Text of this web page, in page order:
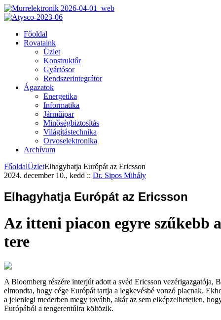
Főoldal
Rovataink
Üzlet
Konstruktőr
Gyártósor
Rendszerintegrátor
Ágazatok
Energetika
Informatika
Járműipar
Minőségbiztosítás
Világítástechnika
Orvoselektronika
Archívum
FőoldalÜzletElhagyhatja Európát az Ericsson
2024. december 10., kedd :: Dr. Sipos Mihály
Elhagyhatja Európát az Ericsson
Az itteni piacon egyre szűkebb
tere
A Bloomberg részére interjút adott a svéd Ericsson vezérigazgatója,
elmondta, hogy cége Európát tartja a legkevésbé vonzó piacnak.
a jelenlegi mederben megy tovább, akár az sem elképzelhetetlen,
Európából a tengerentúlra költözik.